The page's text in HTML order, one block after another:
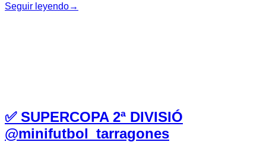
Seguir leyendo→
✅ SUPERCOPA 2ª DIVISIÓ
@minifutbol_tarragones